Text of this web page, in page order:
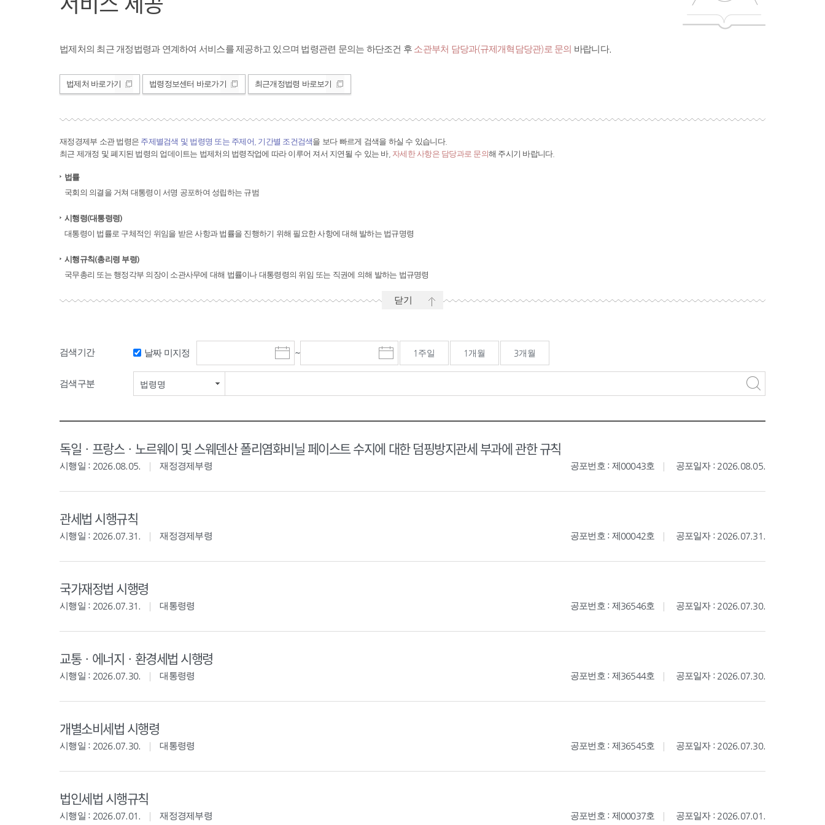
법제처의 최근 개정법령과 연계하여 서비스를 제공하고 있으며 법령관련 문의는 하단조건 후 소관부처 담당과(규제개혁담당관)로 문의 바랍니다.
법제처 바로가기 법령정보센터 바로가기 최근개정법령 바로보기
재정경제부 소관 법령은 주제별검색 및 법령명 또는 주제어, 기간별 조건검색을 보다 빠르게 검색을 하실 수 있습니다.
최근 제개정 및 폐지된 법령의 업데이트는 법제처의 법령작업에 따라 이루어 져서 지연될 수 있는 바, 자세한 사항은 담당과로 문의해 주시기 바랍니다.
법률
국회의 의결을 거쳐 대통령이 서명 공포하여 성립하는 규범
시행령(대통령령)
대통령이 법률로 구체적인 위임을 받은 사항과 법률을 진행하기 위해 필요한 사항에 대해 발하는 법규명령
시행규칙(총리령 부령)
국무총리 또는 행정각부 의장이 소관사무에 대해 법률이나 대통령령의 위임 또는 직권에 의해 발하는 법규명령
닫기
검색기간 날짜 미지정
시
작
~
마
감
1주일 1개월 3개월
검색구분 법령명
독일ㆍ프랑스ㆍ노르웨이 및 스웨덴산 폴리염화비닐 페이스트 수지에 대한 덤핑방지관세 부과에 관한 규칙
시행일 : 2026.08.05. 재정경제부령 공포번호 : 제00043호 공포일자 : 2026.08.05.
관세법 시행규칙
시행일 : 2026.07.31. 재정경제부령 공포번호 : 제00042호 공포일자 : 2026.07.31.
국가재정법 시행령
시행일 : 2026.07.31. 대통령령 공포번호 : 제36546호 공포일자 : 2026.07.30.
교통ㆍ에너지ㆍ환경세법 시행령
시행일 : 2026.07.30. 대통령령 공포번호 : 제36544호 공포일자 : 2026.07.30.
개별소비세법 시행령
시행일 : 2026.07.30. 대통령령 공포번호 : 제36545호 공포일자 : 2026.07.30.
법인세법 시행규칙
시행일 : 2026.07.01. 재정경제부령 공포번호 : 제00037호 공포일자 : 2026.07.01.